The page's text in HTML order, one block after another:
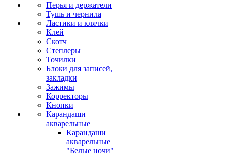
Перья и держатели
Тушь и чернила
Ластики и клячки
Клей
Скотч
Степлеры
Точилки
Блоки для записей,
закладки
Зажимы
Корректоры
Кнопки
Карандаши
акварельные
Карандаши
акварельные
"Белые ночи"